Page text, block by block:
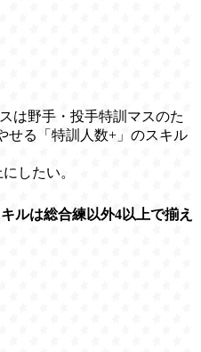
は野手・投手特訓マスのた
せる「特訓人数+」のスキル
したい。
ルは総合練以外4以上で揃え